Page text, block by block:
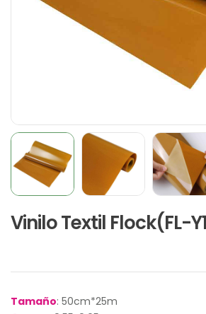
Vinilo Textil Flock(FL-
Tamaño: 50cm*25m